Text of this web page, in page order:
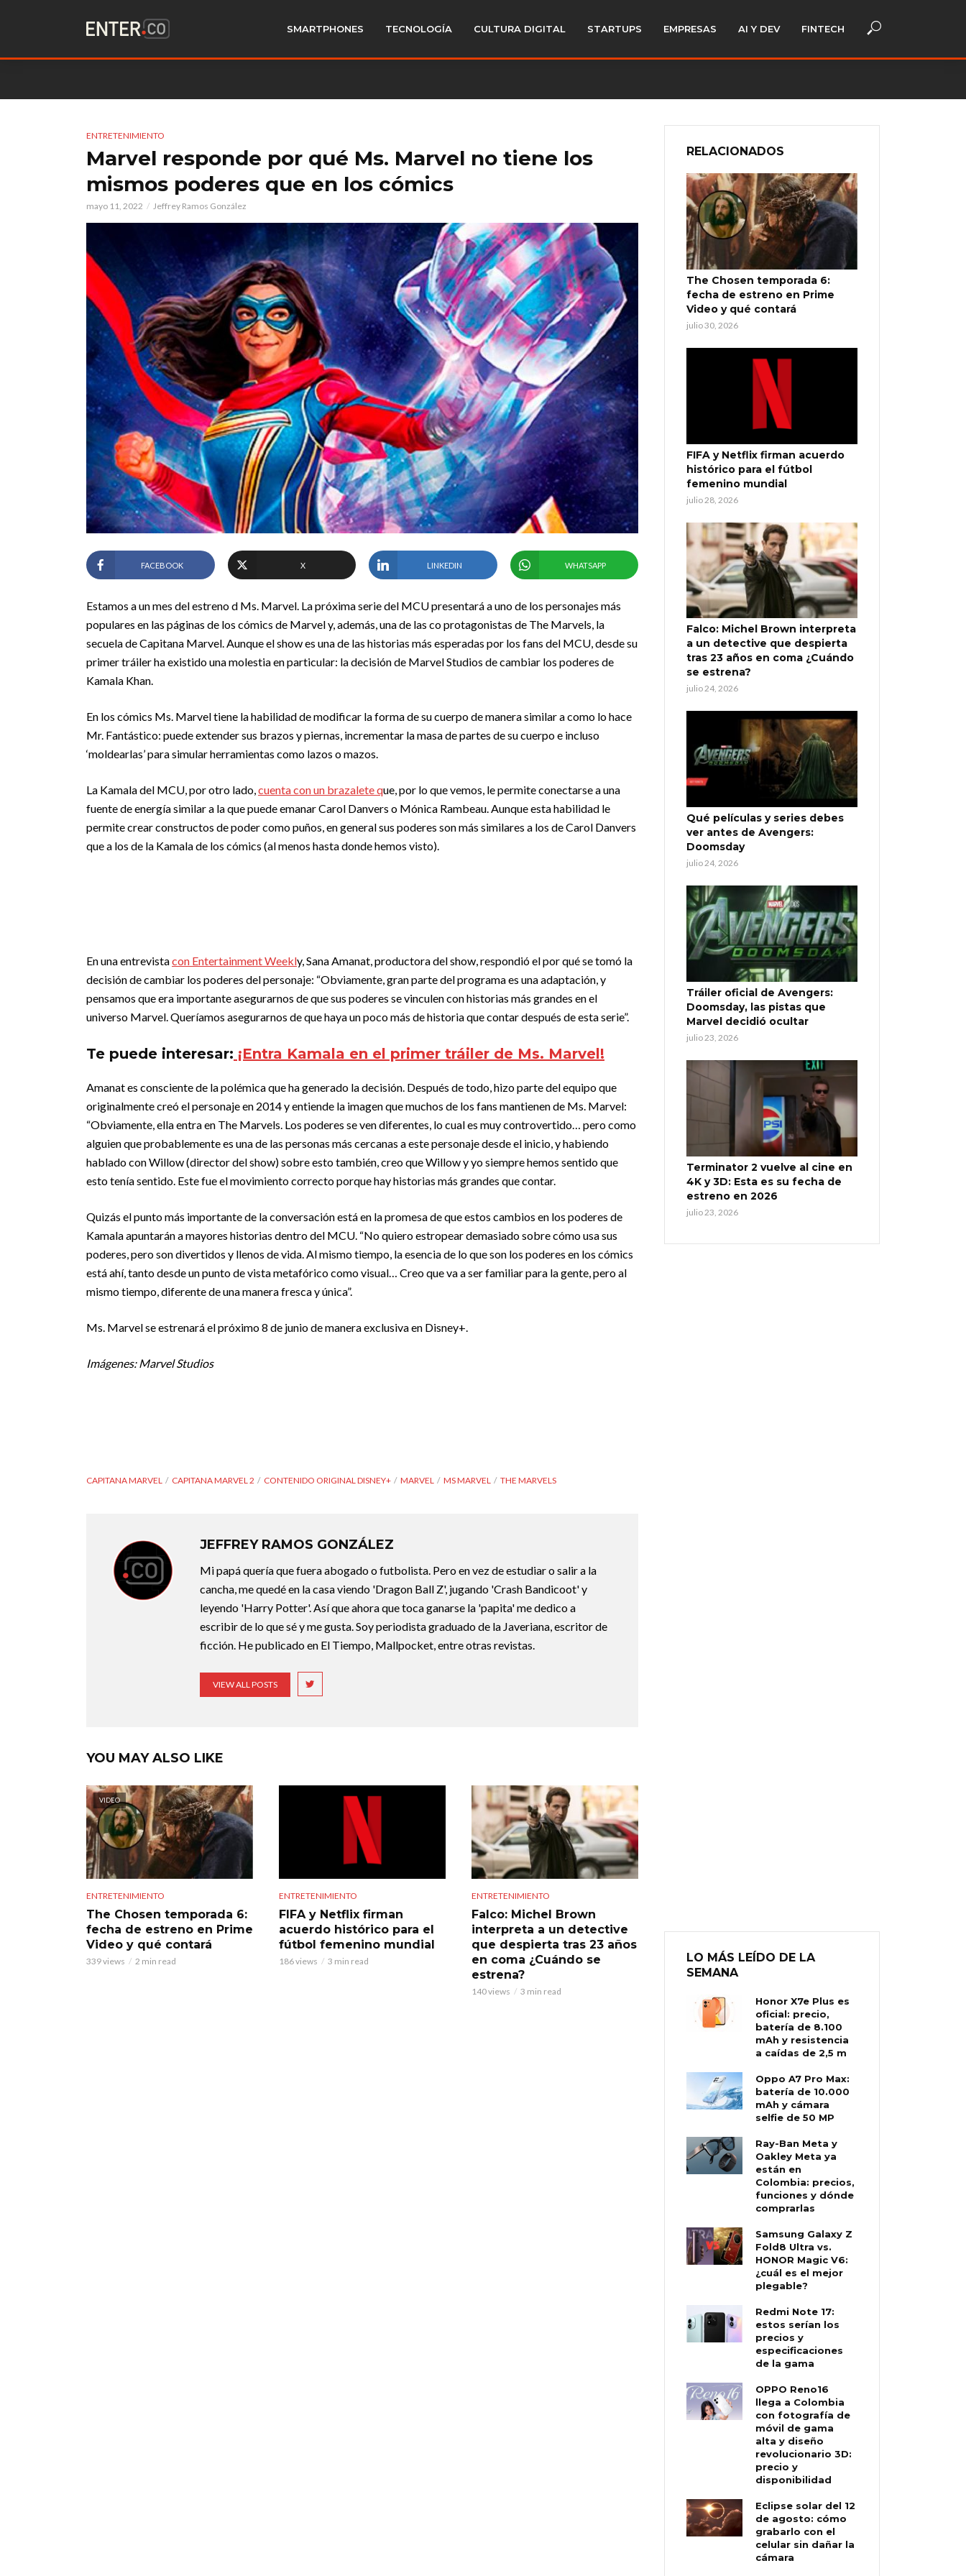
SMARTPHONES TECNOLOGÍA CULTURA DIGITAL STARTUPS EMPRESAS AI Y DEV FINTECH
ENTRETENIMIENTO
Marvel responde por qué Ms. Marvel no tiene los
mismos poderes que en los cómics
mayo 11, 2022 Jeffrey Ramos González
FACEBOOK X LINKEDIN WHATSAPP
Estamos a un mes del estreno d Ms. Marvel. La próxima serie del MCU presentará a uno de los personajes más
populares en las páginas de los cómics de Marvel y, además, una de las co protagonistas de The Marvels, la
secuela de Capitana Marvel. Aunque el show es una de las historias más esperadas por los fans del MCU, desde su
primer tráiler ha existido una molestia en particular: la decisión de Marvel Studios de cambiar los poderes de
Kamala Khan.
En los cómics Ms. Marvel tiene la habilidad de modificar la forma de su cuerpo de manera similar a como lo hace
Mr. Fantástico: puede extender sus brazos y piernas, incrementar la masa de partes de su cuerpo e incluso
‘moldearlas’ para simular herramientas como lazos o mazos.
La Kamala del MCU, por otro lado,cuenta con un brazalete que, por lo que vemos, le permite conectarse a una
fuente de energía similar a la que puede emanar Carol Danvers o Mónica Rambeau. Aunque esta habilidad le
permite crear constructos de poder como puños, en general sus poderes son más similares a los de Carol Danvers
que a los de la Kamala de los cómics (al menos hasta donde hemos visto).
En una entrevistacon Entertainment Weekly, Sana Amanat, productora del show, respondió el por qué se tomó la
decisión de cambiar los poderes del personaje: “Obviamente, gran parte del programa es una adaptación, y
pensamos que era importante asegurarnos de que sus poderes se vinculen con historias más grandes en el
universo Marvel. Queríamos asegurarnos de que haya un poco más de historia que contar después de esta serie”.
Te puede interesar: ¡Entra Kamala en el primer tráiler de Ms. Marvel!
Amanat es consciente de la polémica que ha generado la decisión. Después de todo, hizo parte del equipo que
originalmente creó el personaje en 2014 y entiende la imagen que muchos de los fans mantienen de Ms. Marvel:
“Obviamente, ella entra en The Marvels. Los poderes se ven diferentes, lo cual es muy controvertido… pero como
alguien que probablemente es una de las personas más cercanas a este personaje desde el inicio, y habiendo
hablado con Willow (director del show) sobre esto también, creo que Willow y yo siempre hemos sentido que
esto tenía sentido. Este fue el movimiento correcto porque hay historias más grandes que contar.
Quizás el punto más importante de la conversación está en la promesa de que estos cambios en los poderes de
Kamala apuntarán a mayores historias dentro del MCU. “No quiero estropear demasiado sobre cómo usa sus
poderes, pero son divertidos y llenos de vida. Al mismo tiempo, la esencia de lo que son los poderes en los cómics
está ahí, tanto desde un punto de vista metafórico como visual… Creo que va a ser familiar para la gente, pero al
mismo tiempo, diferente de una manera fresca y única”.
Ms. Marvel se estrenará el próximo 8 de junio de manera exclusiva en Disney+.
Imágenes: Marvel Studios
CAPITANA MARVEL CAPITANA MARVEL 2 CONTENIDO ORIGINAL DISNEY+ MARVEL MS MARVEL THE MARVELS
JEFFREY RAMOS GONZÁLEZ
Mi papá quería que fuera abogado o futbolista. Pero en vez de estudiar o salir a la
cancha, me quedé en la casa viendo 'Dragon Ball Z', jugando 'Crash Bandicoot' y
leyendo 'Harry Potter'. Así que ahora que toca ganarse la 'papita' me dedico a
escribir de lo que sé y me gusta. Soy periodista graduado de la Javeriana, escritor de
ficción. He publicado en El Tiempo, Mallpocket, entre otras revistas.
VIEW ALL POSTS
YOU MAY ALSO LIKE
VIDEO
ENTRETENIMIENTO
The Chosen temporada 6:
fecha de estreno en Prime
Video y qué contará
339 views 2 min read
ENTRETENIMIENTO
FIFA y Netflix firman
acuerdo histórico para el
fútbol femenino mundial
186 views 3 min read
ENTRETENIMIENTO
Falco: Michel Brown
interpreta a un detective
que despierta tras 23 años
en coma ¿Cuándo se
estrena?
140 views 3 min read
RELACIONADOS
The Chosen temporada 6:
fecha de estreno en Prime
Video y qué contará
julio 30, 2026
FIFA y Netflix firman acuerdo
histórico para el fútbol
femenino mundial
julio 28, 2026
Falco: Michel Brown interpreta
a un detective que despierta
tras 23 años en coma ¿Cuándo
se estrena?
julio 24, 2026
Qué películas y series debes
ver antes de Avengers:
Doomsday
julio 24, 2026
Tráiler oficial de Avengers:
Doomsday, las pistas que
Marvel decidió ocultar
julio 23, 2026
Terminator 2 vuelve al cine en
4K y 3D: Esta es su fecha de
estreno en 2026
julio 23, 2026
LO MÁS LEÍDO DE LA
SEMANA
Honor X7e Plus es
oficial: precio,
batería de 8.100
mAh y resistencia
a caídas de 2,5 m
Oppo A7 Pro Max:
batería de 10.000
mAh y cámara
selfie de 50 MP
Ray-Ban Meta y
Oakley Meta ya
están en
Colombia: precios,
funciones y dónde
comprarlas
Samsung Galaxy Z
Fold8 Ultra vs.
HONOR Magic V6:
¿cuál es el mejor
plegable?
Redmi Note 17:
estos serían los
precios y
especificaciones
de la gama
OPPO Reno16
llega a Colombia
con fotografía de
móvil de gama
alta y diseño
revolucionario 3D:
precio y
disponibilidad
Eclipse solar del 12
de agosto: cómo
grabarlo con el
celular sin dañar la
cámara